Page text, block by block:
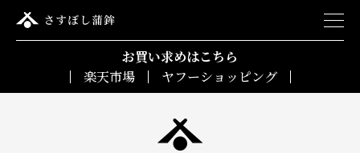
お買い求めはこちら
楽天市場
ヤフーショッピング